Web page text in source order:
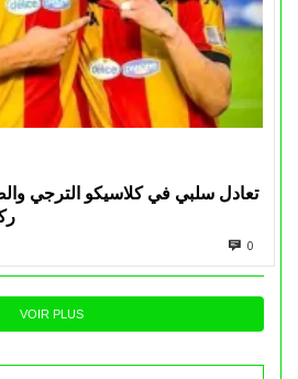
تعادل سلبي في كلاسيكو الترجي
0
VOIR PLUS